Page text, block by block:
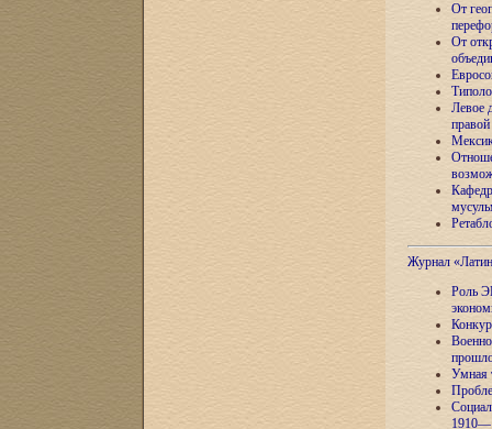
От
От
Левое
Журнал
Роль
Умная